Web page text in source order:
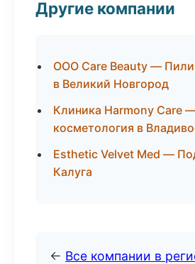
Другие компании
ООО Care Beauty —
в Великий Новгород
Клиника Harmony Care
косметология в
Esthetic Velvet Med —
Калуга
← Все компании в